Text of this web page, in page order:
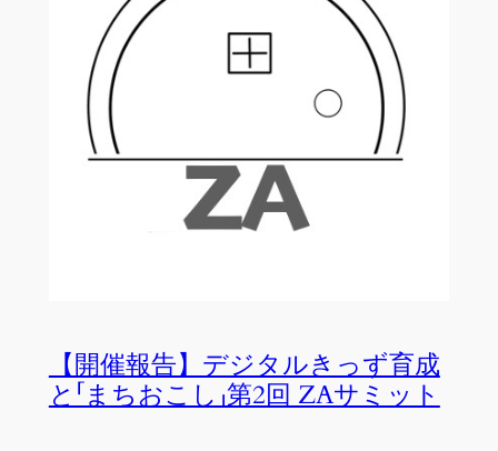
【開催報告】デジタルきっず育成
と「まちおこし」第2回 ZAサミット